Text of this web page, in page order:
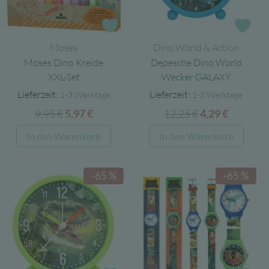
Moses
Moses Dino Kreide
XXL-Set
Lieferzeit: 1-3 Werktage
9,95€ Ursprünglicher
Preis
war:
5,97€Aktueller
Preis
ist:
In den Warenkorb
Dino World & Action
Depesche Dino World
Wecker GALAXY
Lieferzeit: 1-3 Werktage
12,25€
Preis
war:
4,29€
Preis
ist:
In den Warenkorb
-65 % -65 %